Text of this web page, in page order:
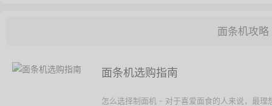
面条机攻略
面条机选购指南
怎么选择制面机 - 对于喜爱面食的人来说，最